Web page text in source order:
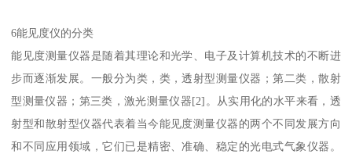
6能见度仪的分类
能见度测量仪器是随着其理论和光学、电子及计算机技术的不断进
步而逐渐发展。一般分为类，类，透射型测量仪器；第二类，散射
型测量仪器；第三类，激光测量仪器[2]。从实用化的水平来看，透
射型和散射型仪器代表着当今能见度测量仪器的两个不同发展方向
和不同应用领域，它们已是精密、准确、稳定的光电式气象仪器。